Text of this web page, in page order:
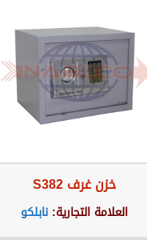
خزن غرف S382
العلامة التجارية: نابلكو